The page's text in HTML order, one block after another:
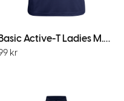
Basic Active-T Ladies M.Marin
kr